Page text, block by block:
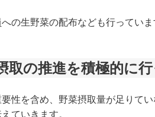
の生野菜の配布なども行っていま
取の推進を積極的に
性を含め、野菜摂取量が足りて
ていきます。